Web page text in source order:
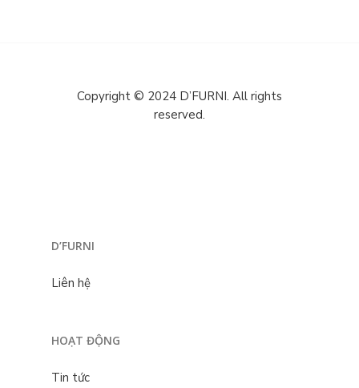
Copyright © 2024 D’FURNI. All rights
reserved.
D’FURNI
Liên hệ
HOẠT ĐỘNG
Tin tức